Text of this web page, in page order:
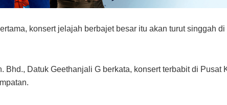
konsert jelajah berbajet besar itu akan turut singgah
Bhd., Datuk Geethanjali G berkata, konsert terbabit di